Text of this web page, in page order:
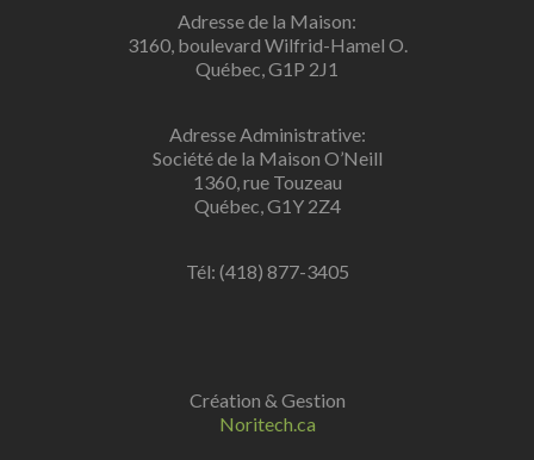
Adresse de la Maison:
3160, boulevard Wilfrid-Hamel O.
Québec, G1P 2J1
Adresse Administrative:
Société de la Maison O’Neill
1360, rue Touzeau
Québec, G1Y 2Z4
Tél: (418) 877-3405
Création & Gestion
Noritech.ca